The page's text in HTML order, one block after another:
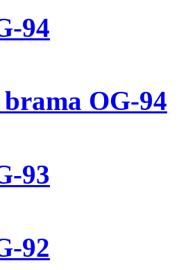
94
OG-94
93
92